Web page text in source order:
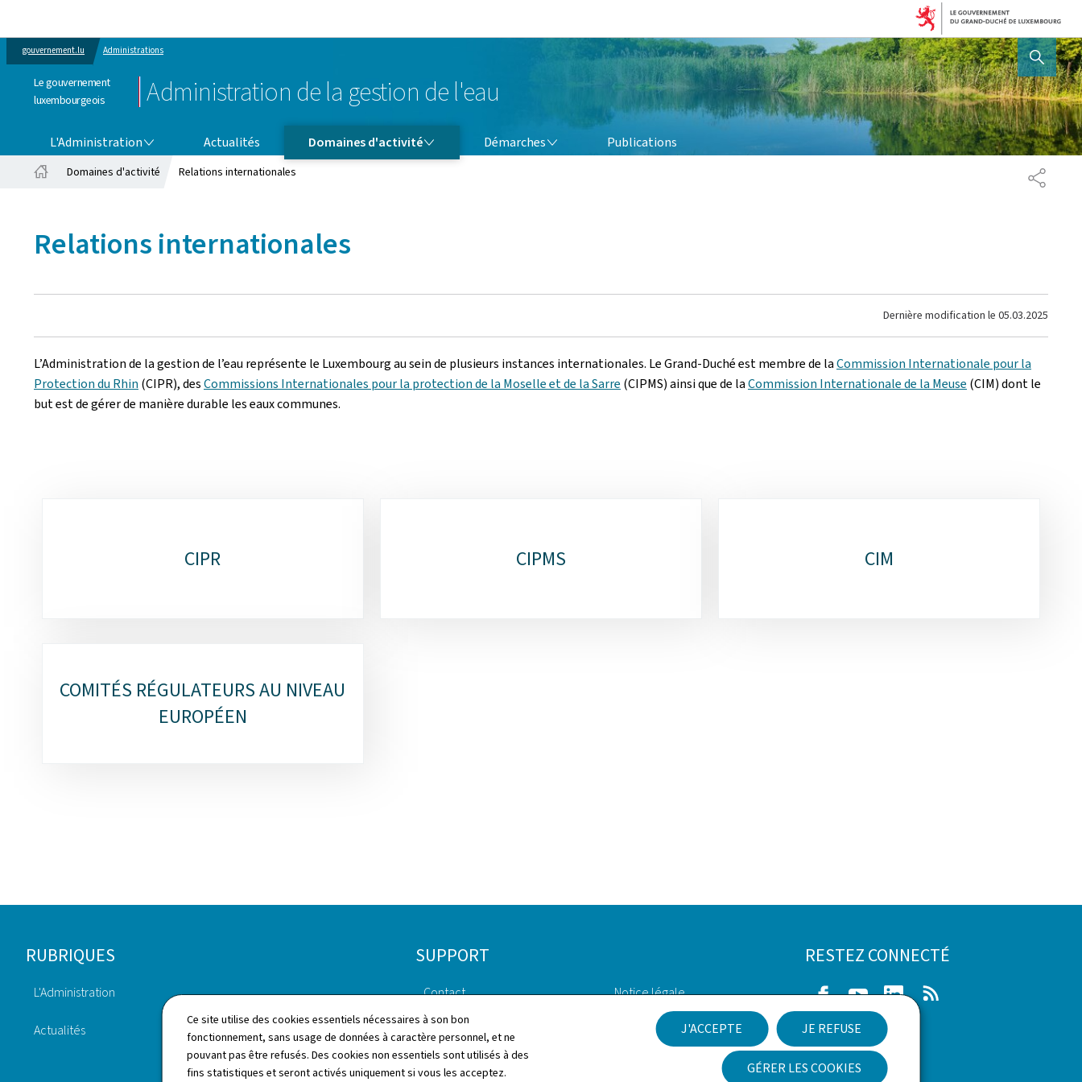
Ce site utilise des cookies essentiels nécessaires à son bon
fonctionnement, sans usage de données à caractère personnel, et ne
pouvant pas être refusés. Des cookies non essentiels sont utilisés à des
fins statistiques et seront activés uniquement si vous les acceptez.
J'ACCEPTE JE REFUSE
GÉRER LES COOKIES
gouvernement.lu Administrations
Le gouvernement
luxembourgeois
Administration de la gestion de l'eau
AFFICHER / MASQUER
L'Administration Actualités Domaines d'activité Démarches
DÉMARCHES
Publications
Domaines d'activité Relations internationales
Relations internationales
Dernière modification le 05.03.2025
L’Administration de la gestion de l’eau représente le Luxembourg au sein de plusieurs instances internationales. Le Grand-Duché est membre de laCommission Internationale pour la
Protection du Rhin (CIPR), desCommissions Internationales pour la protection de la Moselle et de la Sarre (CIPMS) ainsi que de laCommission Internationale de la Meuse (CIM) dont le
but est de gérer de manière durable les eaux communes.
CIPR CIPMS CIM
COMITÉS RÉGULATEURS AU NIVEAU
EUROPÉEN
Pied
de
RUBRIQUES
L'Administration
Actualités
SUPPORT
Contact
Plan du site
À propos du site
Notice légale
Déclaration d'accessibilité
RESTEZ CONNECTÉ
FacebookYoutubeLinkedIn
Newsletter